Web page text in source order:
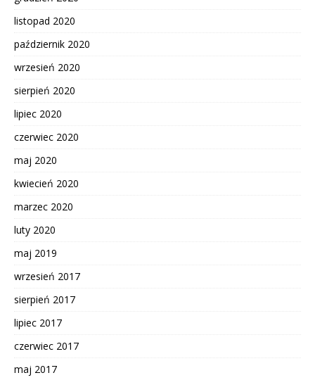
listopad 2020
październik 2020
wrzesień 2020
sierpień 2020
lipiec 2020
czerwiec 2020
maj 2020
kwiecień 2020
marzec 2020
luty 2020
maj 2019
wrzesień 2017
sierpień 2017
lipiec 2017
czerwiec 2017
maj 2017